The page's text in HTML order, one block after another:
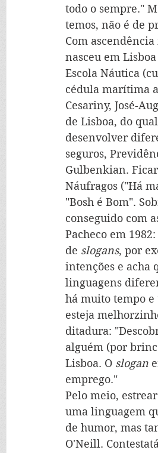
todo o sempre."
temos, não é de
Com
nasceu em
Escola Náutica
cédula marítima
Cesariny, José-
de Lisboa, do
desenvolver
seguros,
Gulbenkian.
Náufragos ("Há
"Bosh é Bom".
conseguido com
Pacheco em
de slogans, por
intenções e acha
linguagens
há muito tempo e
esteja
ditadura:
alguém (por
Lisboa. O slogan
emprego."
Pelo meio,
uma linguagem
de humor, mas
O'Neill.